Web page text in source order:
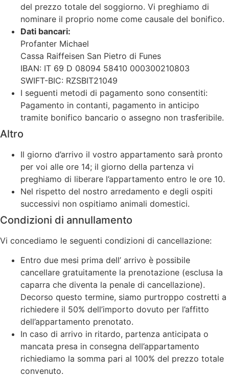
del prezzo totale del soggiorno. Vi preghiamo di
nominare il proprio nome come causale del bonifico.
Dati bancari:
Profanter Michael
Cassa Raiffeisen San Pietro di Funes
IBAN: IT 69 D 08094 58410 000300210803
SWIFT-BIC: RZSBIT21049
I seguenti metodi di pagamento sono consentiti:
Pagamento in contanti, pagamento in anticipo
tramite bonifico bancario o assegno non trasferibile.
Altro
Il giorno d’arrivo il vostro appartamento sarà pronto
per voi alle ore 14; il giorno della partenza vi
preghiamo di liberare l’appartamento entro le ore 10.
Nel rispetto del nostro arredamento e degli ospiti
successivi non ospitiamo animali domestici.
Condizioni di annullamento
Vi concediamo le seguenti condizioni di cancellazione:
Entro due mesi prima dell’ arrivo è possibile
cancellare gratuitamente la prenotazione (esclusa la
caparra che diventa la penale di cancellazione).
Decorso questo termine, siamo purtroppo costretti a
richiedere il 50% dell’importo dovuto per l’affitto
dell’appartamento prenotato.
In caso di arrivo in ritardo, partenza anticipata o
mancata presa in consegna dell’appartamento
richiediamo la somma pari al 100% del prezzo totale
convenuto.